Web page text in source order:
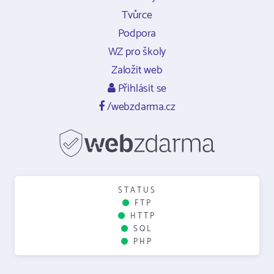
Tvůrce
Podpora
WZ pro školy
Založit web
Přihlásit se
/webzdarma.cz
STATUS
FTP
HTTP
SQL
PHP